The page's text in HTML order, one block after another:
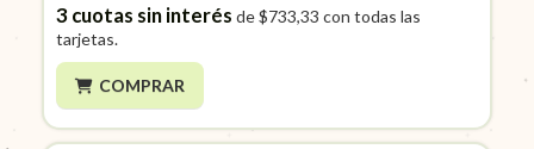
3cuotas sin interés de$733,33 con todas las
tarjetas.
COMPRAR